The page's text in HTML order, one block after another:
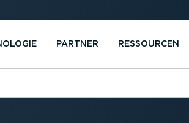
PARTNER RESSOURCEN